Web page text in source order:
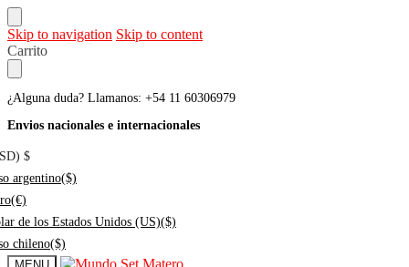
Skip to navigation Skip to content
Carrito
¿Alguna duda? Llamanos: +54 11 60306979
Envios nacionales e internacionales
$
argentino($)
(€)
de los Estados Unidos (US)($)
chileno($)